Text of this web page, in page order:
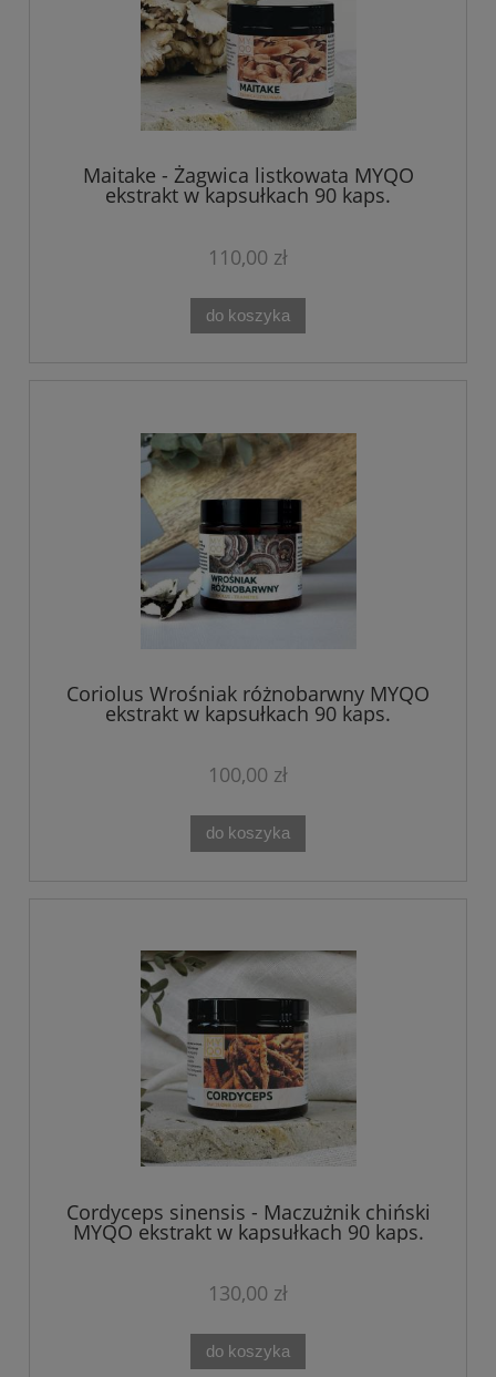
Maitake - Żagwica listkowata MYQO
ekstrakt w kapsułkach 90 kaps.
110,00 zł
do koszyka
Coriolus Wrośniak różnobarwny MYQO
ekstrakt w kapsułkach 90 kaps.
100,00 zł
do koszyka
Cordyceps sinensis - Maczużnik chiński
MYQO ekstrakt w kapsułkach 90 kaps.
130,00 zł
do koszyka